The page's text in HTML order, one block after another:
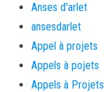
Anses d'arlet
ansesdarlet
Appel à projets
Appels à pojets
Appels à Projets